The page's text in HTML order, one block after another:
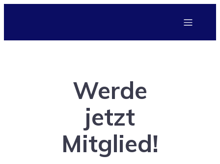
Werde
jetzt
Mitglied!